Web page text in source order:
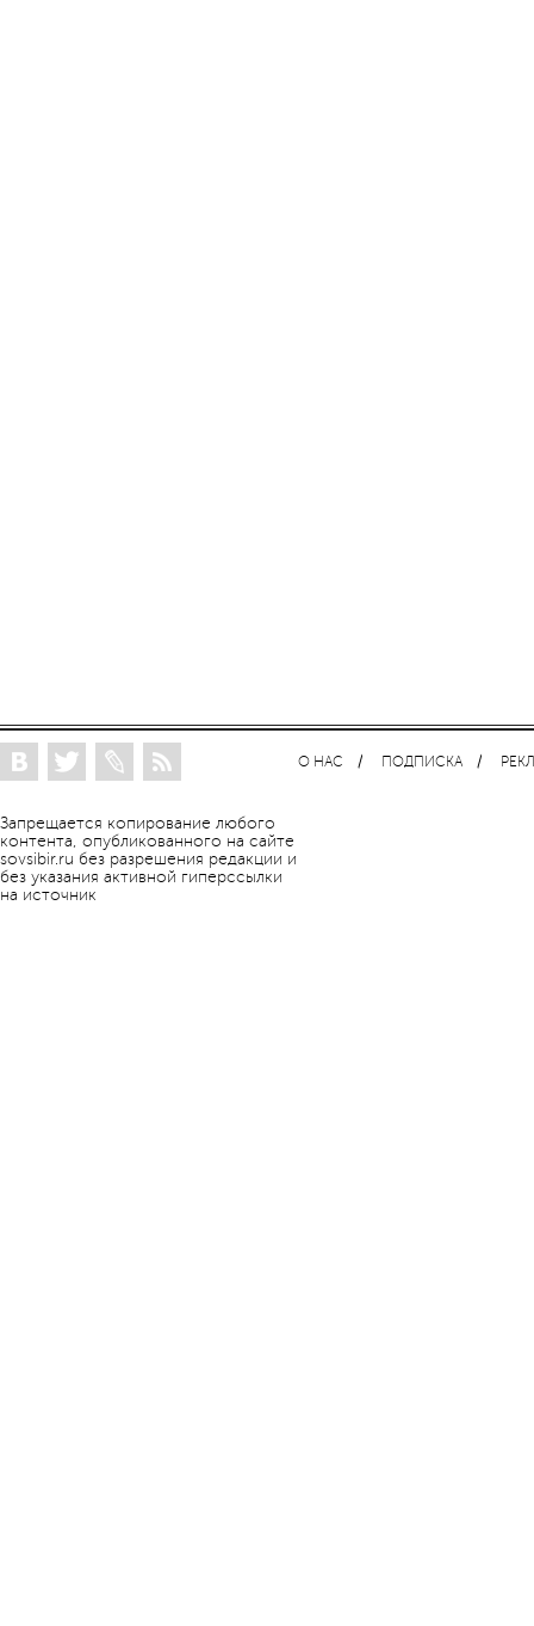
Запрещается копирование любого
контента, опубликованного на сайте
sovsibir.ru без разрешения редакции и
без указания активной гиперссылки
на источник
О НАС ПОДПИСКА